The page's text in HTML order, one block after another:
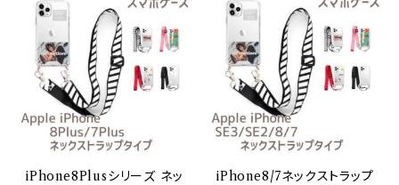
iPhone8Plusシリーズ ネッ
iPhone8/7ネックストラップ